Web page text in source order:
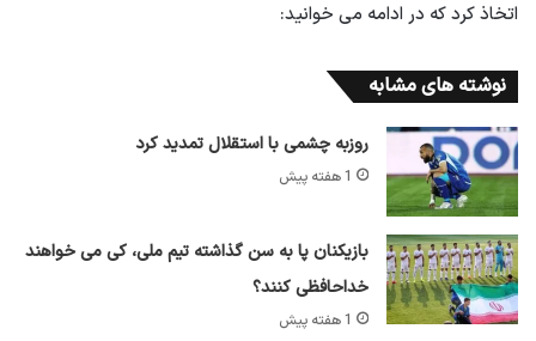
اتخاذ کرد که در ادامه می خوانید:
نوشته های مشابه
روزبه چشمی با استقلال تمدید کرد
1 هفته پیش
بازیکنان پا به سن گذاشته تیم ملی، کی می خواهند
خداحافظی کنند؟
1 هفته پیش